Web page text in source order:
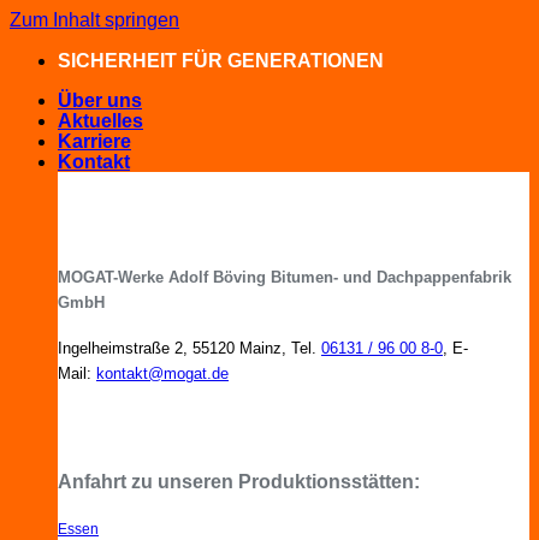
Zum Inhalt springen
SICHERHEIT FÜR GENERATIONEN
Über uns
Aktuelles
Karriere
Kontakt
MOGAT-Werke Adolf Böving Bitumen- und Dachpappenfabrik
GmbH
Ingelheimstraße 2, 55120 Mainz, Tel. 06131 / 96 00 8-0, E-
Mail: kontakt@mogat.de
Anfahrt zu unseren Produktionsstätten:
Essen